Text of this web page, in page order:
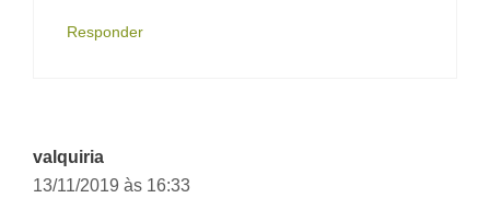
Responder
valquiria
13/11/2019 às 16:33